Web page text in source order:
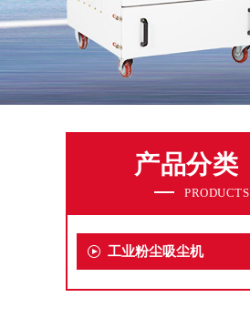
产品分类
PRODUCTS
工业粉尘吸尘机